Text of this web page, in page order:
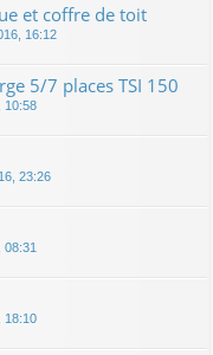
et coffre de toit
16:12
5/7 places TSI 150
10:58
23:26
08:31
18:10